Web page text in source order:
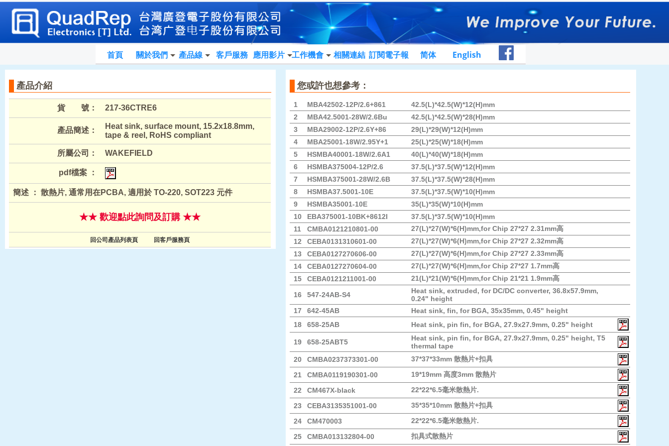
首頁 關於我們 產品線 客戶服務 應用影片 工作機會 相關連結 訂閱電子報 简体 English
產品介紹
貨 號： 217-36CTRE6
產品簡述：
Heat sink, surface mount, 15.2x18.8mm,
tape & reel, RoHS compliant
所屬公司： WAKEFIELD
pdf檔案 ：
簡述 ： 散熱片, 通常用在PCBA, 適用於 TO-220, SOT223 元件
★★ 歡迎點此詢問及訂購 ★★
回公司產品列表頁 回客戶服務頁
您或許也想參考：
1 MBA42502-12P/2.6+861
42.5(L)*42.5(W)*12(H)mm
2
MBA42.5001-28W/2.6Bu
42.5(L)*42.5(W)*28(H)mm
3
MBA29002-12P/2.6Y+86
29(L)*29(W)*12(H)mm
4
MBA25001-18W/2.95Y+1
25(L)*25(W)*18(H)mm
5
HSMBA40001-18W/2.6A1
40(L)*40(W)*18(H)mm
6
HSMBA375004-12P/2.6
37.5(L)*37.5(W)*12(H)mm
7
HSMBA375001-28W/2.6B
37.5(L)*37.5(W)*28(H)mm
8
HSMBA37.5001-10E
37.5(L)*37.5(W)*10(H)mm
9
HSMBA35001-10E
35(L)*35(W)*10(H)mm
10
EBA375001-10BK+8612I
37.5(L)*37.5(W)*10(H)mm
11
CMBA0121210801-00
27(L)*27(W)*6(H)mm,for Chip 27*27 2.31mm高
12
CEBA0131310601-00
27(L)*27(W)*6(H)mm,for Chip 27*27 2.32mm高
13
CEBA0127270606-00
27(L)*27(W)*6(H)mm,for Chip 27*27 2.33mm高
14
CEBA0127270604-00
27(L)*27(W)*6(H)mm,for Chip 27*27 1.7mm高
15
CEBA0121211001-00 21(L)*21(W)*6(H)mm,for Chip 21*21 1.9mm高
16 547-24AB-S4
Heat sink, extruded, for DC/DC converter, 36.8x57.9mm,
0.24" height
17
642-45AB
Heat sink, fin, for BGA, 35x35mm, 0.45" height
18
658-25AB Heat sink, pin fin, for BGA, 27.9x27.9mm, 0.25" height
19 658-25ABT5
Heat sink, pin fin, for BGA, 27.9x27.9mm, 0.25" height, T5
thermal tape
20
CMBA0237373301-00
37*37*33mm 散熱片+扣具
21
CMBA0119190301-00
19*19mm 高度3mm 散熱片
22
CM467X-black
22*22*6.5毫米散熱片.
23
CEBA3135351001-00
35*35*10mm 散熱片+扣具
24
CM470003
22*22*6.5毫米散熱片.
25
CMBA013132804-00 扣具式散熱片